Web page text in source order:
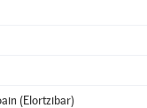
(Elortzibar)